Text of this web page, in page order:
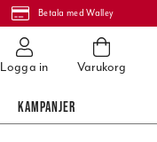
Betala med Walley
Logga in Varukorg
KAMPANJER